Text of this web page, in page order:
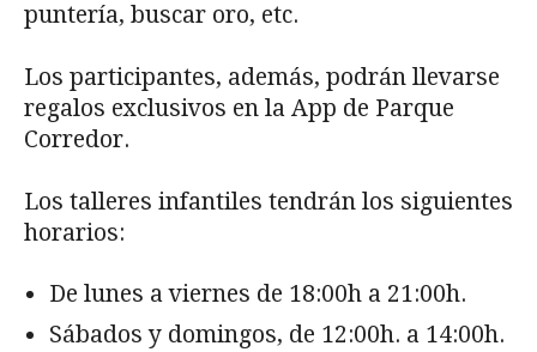
puntería, buscar oro, etc.
Los participantes, además, podrán llevarse
regalos exclusivos en la App de Parque
Corredor.
Los talleres infantiles tendrán los siguientes
horarios:
De lunes a viernes de 18:00h a 21:00h.
Sábados y domingos, de 12:00h. a 14:00h.